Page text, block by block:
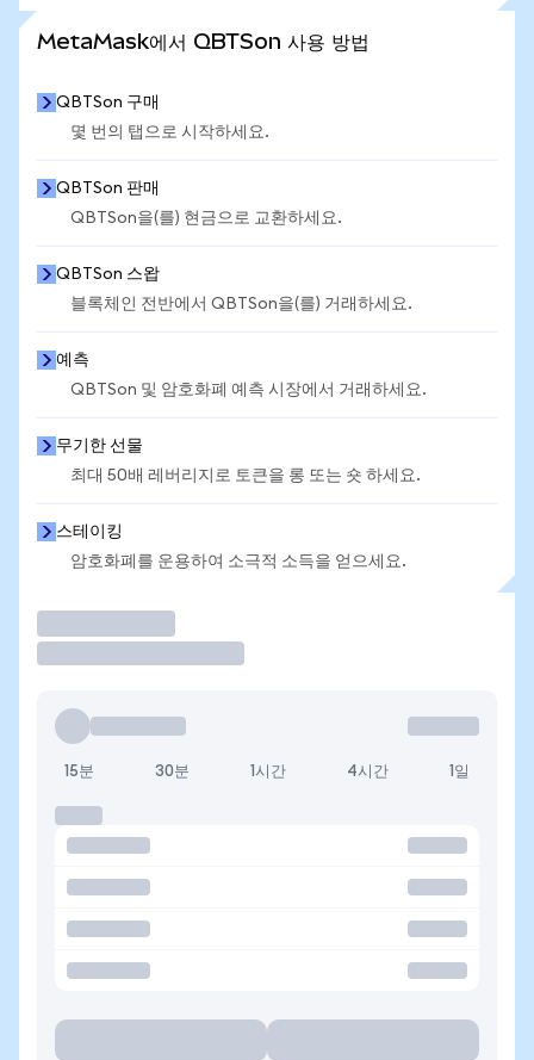
MetaMask에서 QBTSon 사용 방법
QBTSon 구매
몇 번의 탭으로 시작하세요.
QBTSon 판매
QBTSon을(를) 현금으로 교환하세요.
QBTSon 스왑
블록체인 전반에서 QBTSon을(를) 거래하세요.
예측
QBTSon 및 암호화폐 예측 시장에서 거래하세요.
무기한 선물
최대 50배 레버리지로 토큰을 롱 또는 숏 하세요.
스테이킹
암호화폐를 운용하여 소극적 소득을 얻으세요.
15분 30분 1시간 4시간 1일